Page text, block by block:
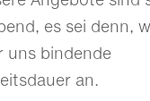
es sei denn,
uns bindende
an.